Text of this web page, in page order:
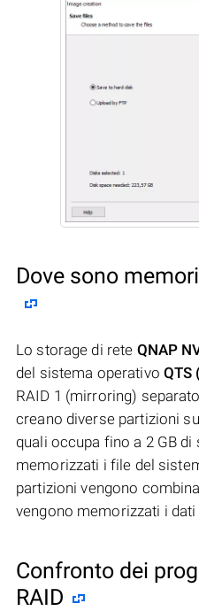
Dove sono
Lo storage di rete QNAP
del sistema operativo QTS
RAID 1 (mirroring)
creano diverse partizioni
quali occupa fino a 2 GB di
memorizzati i file del
partizioni vengono
vengono memorizzati i dati
Confronto dei
RAID